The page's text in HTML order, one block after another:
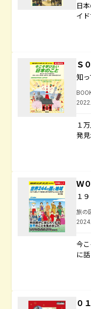
日
イ
Ｓ
知
１
発
Ｗ
１
旅の
今
に
０